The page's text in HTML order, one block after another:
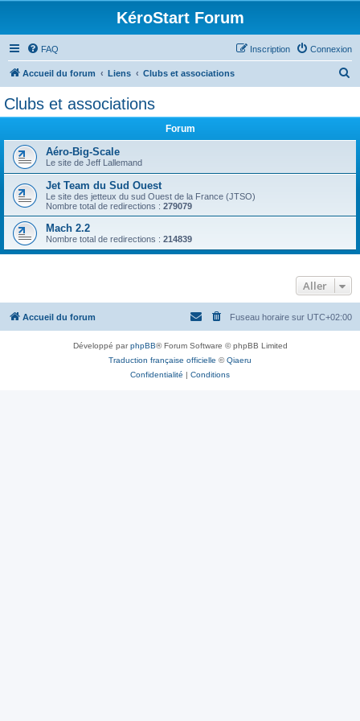
KéroStart Forum
FAQ Connexion
Inscription
Accueil du forum Liens Clubs et associations
Clubs et associations
Forum
Aéro-Big-Scale
Le site de Jeff Lallemand
Jet Team du Sud Ouest
Le site des jetteux du sud Ouest de la France (JTSO)
Nombre total de redirections : 279079
Mach 2.2
Nombre total de redirections : 214839
Aller
Accueil du forum Fuseau horaire sur UTC+02:00
Développé parphpBB® Forum Software © phpBB Limited
Traduction française officielle ©Qiaeru
Confidentialité | Conditions